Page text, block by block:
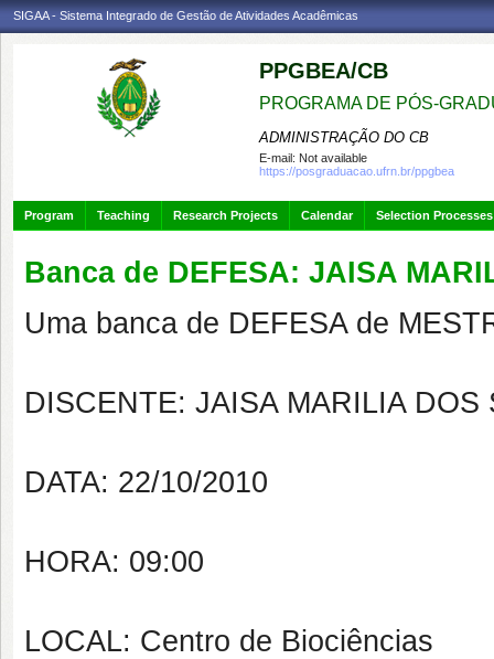
SIGAA - Sistema Integrado de Gestão de Atividades Acadêmicas
PPGBEA/CB
PROGRAMA DE PÓS-
ADMINISTRAÇÃO DO CB
E-mail: Not available
https://posgraduacao.ufrn.br/ppgbea
Program Teaching Research Projects Calendar Selection Processes
Banca de DEFESA: JAISA
Uma banca de DEFESA de
DISCENTE: JAISA MARILIA
DATA: 22/10/2010
HORA: 09:00
LOCAL: Centro de Biociências